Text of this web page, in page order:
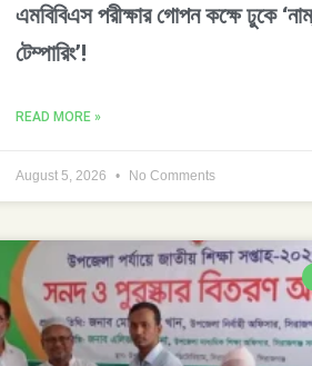
এমবিবিএস পরীক্ষার গোপন কক্ষে ঢুকে
টেম্পারিং’!
READ MORE »
August 5, 2026 No Comments